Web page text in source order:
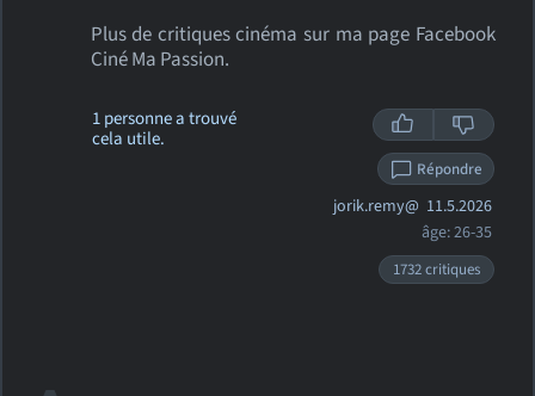
Plus de critiques cinéma sur ma page Facebook
Ciné Ma Passion.
1 personne a trouvé
cela utile.
Répondre
jorik.remy@ 11.5.2026
âge: 26-35
1732 critiques